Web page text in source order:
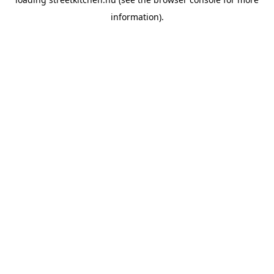
information).